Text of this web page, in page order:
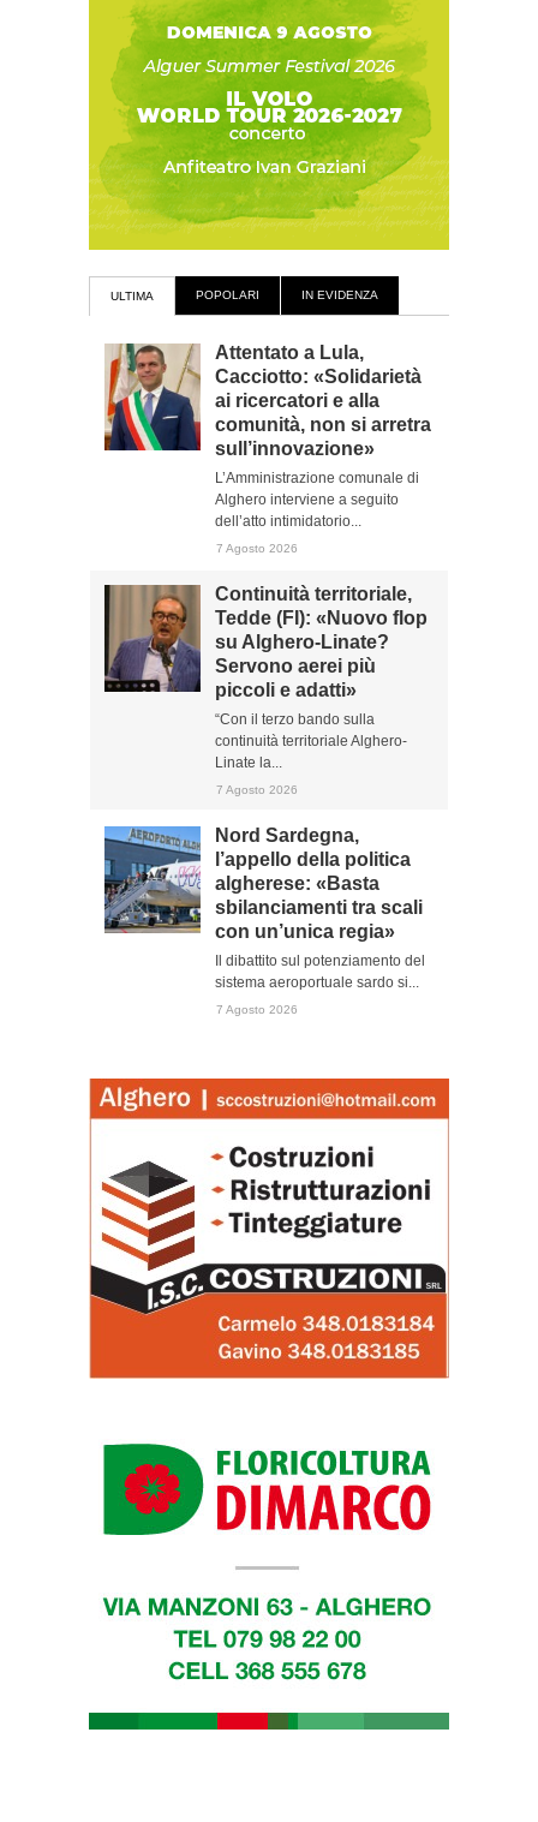
ULTIMA POPOLARI IN EVIDENZA
Attentato a Lula,
Cacciotto: «Solidarietà
ai ricercatori e alla
comunità, non si arretra
sull’innovazione»
L’Amministrazione comunale di
Alghero interviene a seguito
dell’atto intimidatorio...
7 Agosto 2026
Continuità territoriale,
Tedde (FI): «Nuovo flop
su Alghero-Linate?
Servono aerei più
piccoli e adatti»
“Con il terzo bando sulla
continuità territoriale Alghero-
Linate la...
7 Agosto 2026
Nord Sardegna,
l’appello della politica
algherese: «Basta
sbilanciamenti tra scali
con un’unica regia»
Il dibattito sul potenziamento del
sistema aeroportuale sardo si...
7 Agosto 2026